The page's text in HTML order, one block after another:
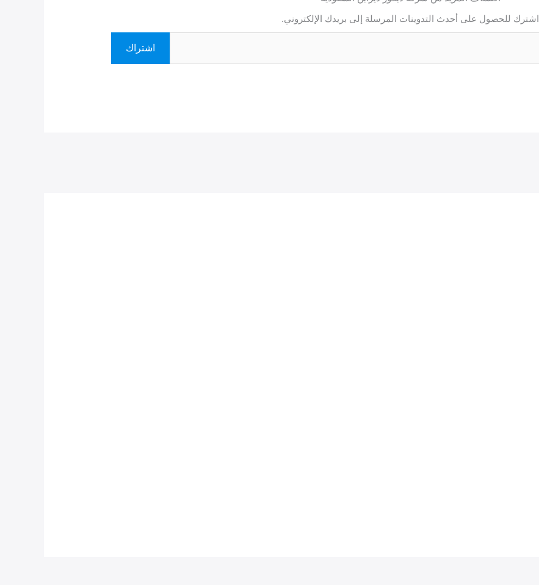
اشترك للحصول على أحدث التدوينات المرسلة إلى بريدك الإلكتروني.
اشتراك